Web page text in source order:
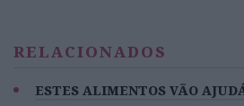
RELACIONADOS
ESTES ALIMENTOS VÃO